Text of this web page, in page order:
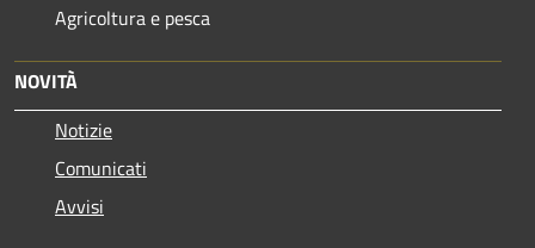
Agricoltura e pesca
NOVITÀ
Notizie
Comunicati
Avvisi